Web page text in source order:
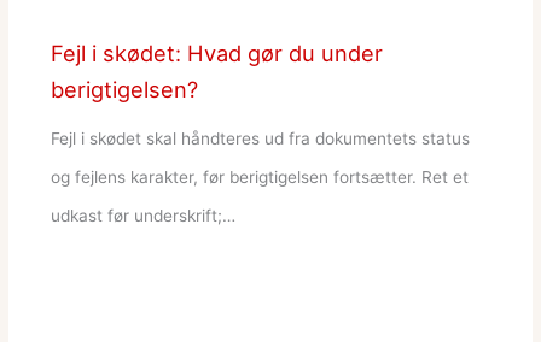
Fejl i skødet: Hvad gør du under
berigtigelsen?
Fejl i skødet skal håndteres ud fra dokumentets status
og fejlens karakter, før berigtigelsen fortsætter. Ret et
udkast før underskrift;…